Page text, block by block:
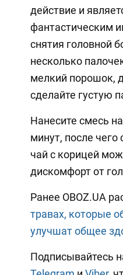
действие и
фантастическим
снятия головной
несколько
мелкий порошок,
сделайте густую
Нанесите смесь
минут, после чего
чай с корицей
дискомфорт от
Ранее OBOZ.UA
травах, которые
улучшат общее
Подписывайтесь